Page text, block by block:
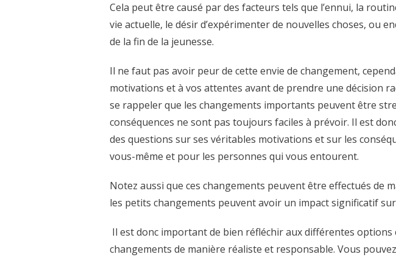
Cela peut être causé par des facteurs tels que l’ennui, la
vie actuelle, le désir d’expérimenter de nouvelles choses, ou
de la fin de la jeunesse.
Il ne faut pas avoir peur de cette envie de changement,
motivations et à vos attentes avant de prendre une décision
se rappeler que les changements importants peuvent être
conséquences ne sont pas toujours faciles à prévoir. Il est
des questions sur ses véritables motivations et sur les
vous-même et pour les personnes qui vous entourent.
Notez aussi que ces changements peuvent être effectués de
les petits changements peuvent avoir un impact significatif
Il est donc important de bien réfléchir aux différentes options
changements de manière réaliste et responsable. Vous